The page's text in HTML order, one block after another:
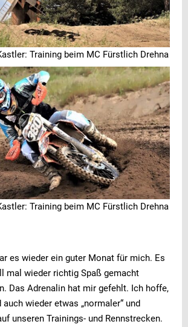
Training beim MC Fürstlich Drehna
Training beim MC Fürstlich Drehna
es wieder ein guter Monat für mich. Es
mal wieder richtig Spaß gemacht
Das Adrenalin hat mir gefehlt. Ich hoffe,
wieder etwas „normaler“ und
unseren Trainings- und Rennstrecken.